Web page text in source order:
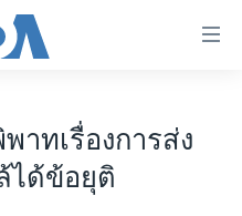
าทเรื่องการส่ง
ได้ข้อยุติ